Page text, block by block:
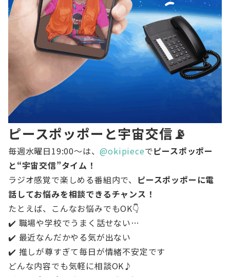
ピースポッポーと宇宙交信📡
毎週水曜日19:00〜は、@okipieceでピースポッポー
と“宇宙交信”タイム！
ラジオ感覚で楽しめる番組内で、 ピースポッポーに電
話してお悩みを相談できるチャンス！
たとえば、こんなお悩みでもOK👇
✔️ 職場や学校でうまく話せない…
✔️ 最近なんだかやる気が出ない
✔️ 推しが尊すぎて毎日が情緒不安定です
どんな内容でも気軽に相談OK♪